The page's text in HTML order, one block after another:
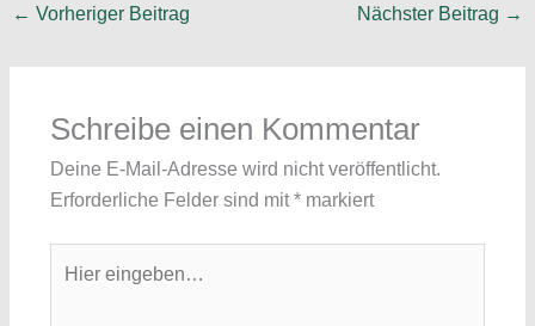
← Vorheriger Beitrag Nächster Beitrag →
Schreibe einen Kommentar
Deine E-Mail-Adresse wird nicht veröffentlicht.
Erforderliche Felder sind mit*markiert
eingeben…